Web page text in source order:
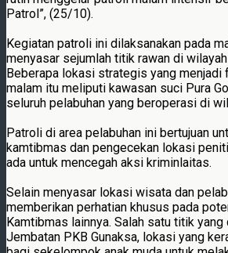
Patrol”, (25/10).
Kegiatan patroli ini dilaksanakan pada
menyasar sejumlah titik rawan di
Beberapa lokasi strategis yang menjadi
malam itu meliputi kawasan suci Pura
seluruh pelabuhan yang beroperasi di
Patroli di area pelabuhan ini bertujuan
kamtibmas dan pengecekan lokasi
ada untuk mencegah aksi kriminlaitas.
Selain menyasar lokasi wisata dan
memberikan perhatian khusus pada
Kamtibmas lainnya. Salah satu titik
Jembatan PKB Gunaksa, lokasi yang